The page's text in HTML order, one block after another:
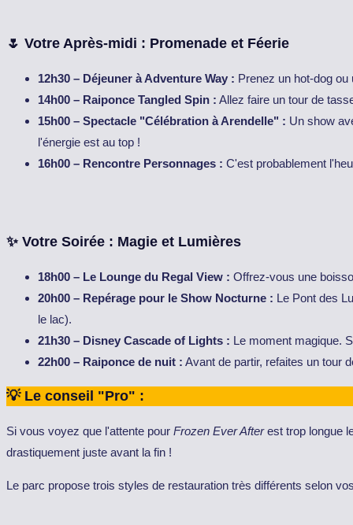
🌷 Votre Après-midi : Promenade et Féerie
12h30 – Déjeuner à Adventure Way : Prenez un hot-dog
14h00 – Raiponce Tangled Spin : Allez faire un tour de
15h00 – Spectacle "Célébration à Arendelle" : Un show
l'énergie est au top !
16h00 – Rencontre Personnages : C'est probablement
✨ Votre Soirée : Magie et Lumières
18h00 – Le Lounge du Regal View : Offrez-vous une
20h00 – Repérage pour le Show Nocturne : Le Pont des
le lac).
21h30 – Disney Cascade of Lights : Le moment magique.
22h00 – Raiponce de nuit : Avant de partir, refaites un tour
💡 Le conseil "Pro" :
Si vous voyez que l'attente pour Frozen Ever Afterest trop longue
drastiquement juste avant la fin !
Le parc propose trois styles de restauration très différents selon